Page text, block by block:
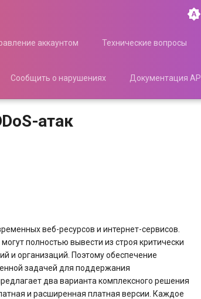
аккаунтом Технические вопросы
Сообщить о нарушениях Документация API
атак
веб-ресурсов и интернет-сервисов.
полностью вывести из строя критически
и организаций. Поэтому обеспечение
задачей для поддержания
два варианта комплексного решения
и расширенная платная версии. Каждое